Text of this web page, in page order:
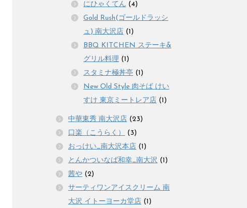
にひゃくてん (4)
Gold Rush(ゴールドラッシ
ュ) 南大沢店 (1)
BBQ KITCHEN ステーキ&
グリル料理 (1)
スタミナ極丼亭 (1)
New Old Style 肉そば けい
すけ 東京ミートレア店 (1)
中華東秀 南大沢店 (23)
口楽（こうらく）
(3)
おっけい_南大沢本店 (1)
とんかついなば和幸_南大沢 (1)
茜や (2)
サーティワンアイスクリーム 南
大沢 イトーヨーカ堂店 (1)